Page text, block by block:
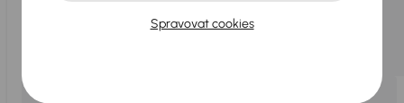
Spravovat cookies